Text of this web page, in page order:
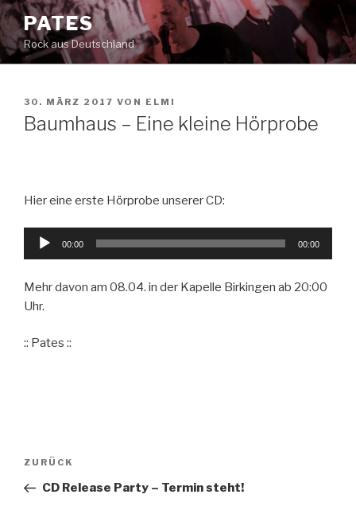
Zum
Inhalt
springen
PATES
Rock aus Deutschland
VERÖFFENTLICHT
AM
30. MÄRZ 2017 VON ELMI
Baumhaus – Eine kleine Hörprobe
Hier eine erste Hörprobe unserer CD:
Audio-
00:00 00:00
Mehr davon am 08.04. in der Kapelle Birkingen ab 20:00
Uhr.
:: Pates ::
Beitragsnavigation
Vorheriger
Beitrag
ZURÜCK
CD Release Party – Termin steht!